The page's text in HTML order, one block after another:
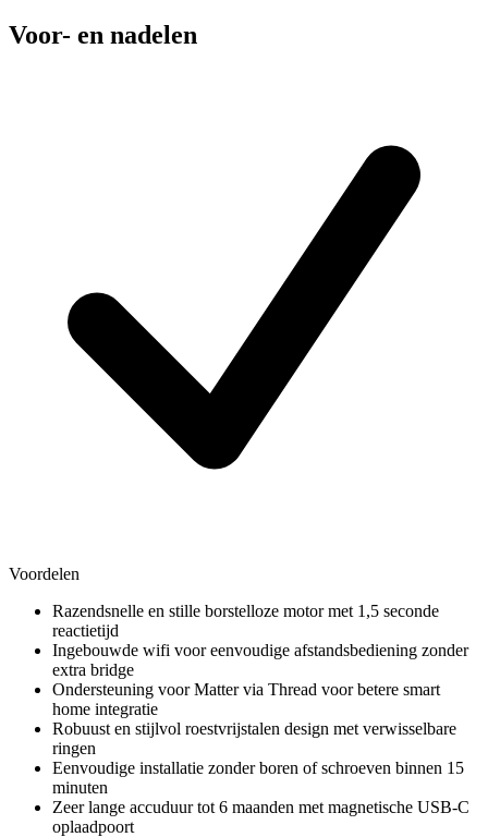
Voor- en nadelen
Voordelen
Razendsnelle en stille borstelloze motor met 1,5 seconde
reactietijd
Ingebouwde wifi voor eenvoudige afstandsbediening zonder
extra bridge
Ondersteuning voor Matter via Thread voor betere smart
home integratie
Robuust en stijlvol roestvrijstalen design met verwisselbare
ringen
Eenvoudige installatie zonder boren of schroeven binnen 15
minuten
Zeer lange accuduur tot 6 maanden met magnetische USB-C
oplaadpoort